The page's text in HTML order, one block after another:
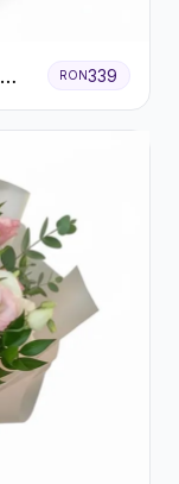
RON339